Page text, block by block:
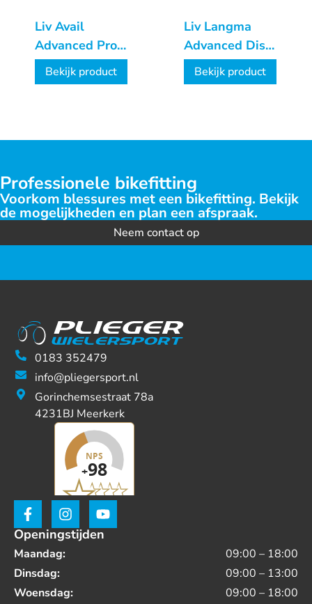
Liv Avail
Advanced Pro
Dames
Bekijk product
Liv Langma
Advanced Disc
1+ Dames
Bekijk product
Professionele bikefitting
Voorkom blessures met een bikefitting. Bekijk
de mogelijkheden en plan een afspraak.
Neem contact op
0183 352479
info@pliegersport.nl
Gorinchemsestraat 78a
4231BJ Meerkerk
Openingstijden
Maandag:
09:00 – 18:00
Dinsdag:
09:00 – 13:00
Woensdag:
09:00 – 18:00